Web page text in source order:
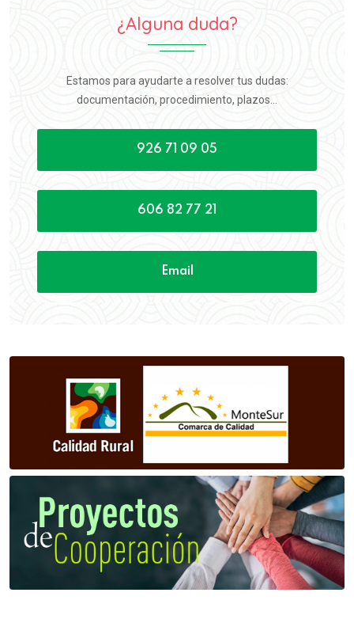
¿Alguna duda?
Estamos para ayudarte a resolver tus dudas:
documentación, procedimiento, plazos...
926 71 09 05
606 82 77 21
Email